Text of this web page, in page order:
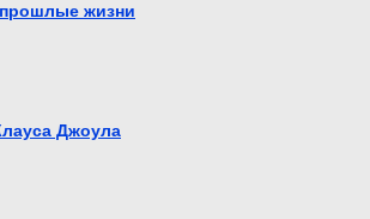
жизни
Джоула